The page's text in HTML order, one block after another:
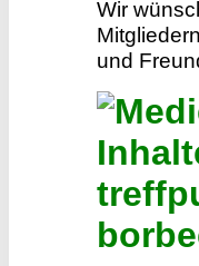
Wir
und